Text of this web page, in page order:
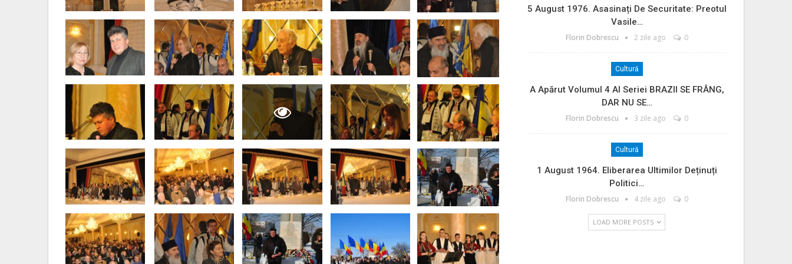
5 August 1976. Asasinați De Securitate: Preotul
Vasile…
Florin Dobrescu 2 zile ago 0
Cultură
A Apărut Volumul 4 Al Seriei BRAZII SE FRÂNG,
DAR NU SE…
Florin Dobrescu 3 zile ago 0
Cultură
1 August 1964. Eliberarea Ultimilor Deținuți
Politici…
Florin Dobrescu 4 zile ago 0
LOAD MORE POSTS